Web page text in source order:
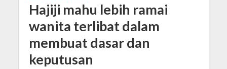
Hajiji mahu lebih ramai
wanita terlibat dalam
membuat dasar dan
keputusan